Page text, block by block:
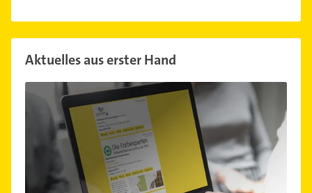
Aktuelles aus erster Hand